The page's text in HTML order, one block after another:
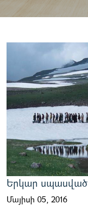
Երկար
Մայիսի 05, 2016